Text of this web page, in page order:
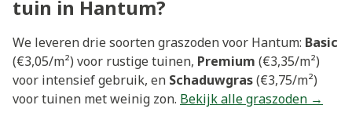
tuin in Hantum?
We leveren drie soorten graszoden voor Hantum: Basic
(€3,05/m²) voor rustige tuinen, Premium (€3,35/m²)
voor intensief gebruik, en Schaduwgras(€3,75/m²)
voor tuinen met weinig zon. Bekijk alle graszoden →